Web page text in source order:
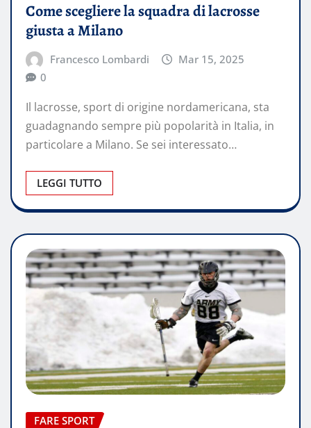
Come scegliere la squadra di lacrosse
giusta a Milano
Francesco Lombardi
Mar 15, 2025
0
Il lacrosse, sport di origine nordamericana, sta
guadagnando sempre più popolarità in Italia, in
particolare a Milano. Se sei interessato…
LEGGI TUTTO
FARE SPORT